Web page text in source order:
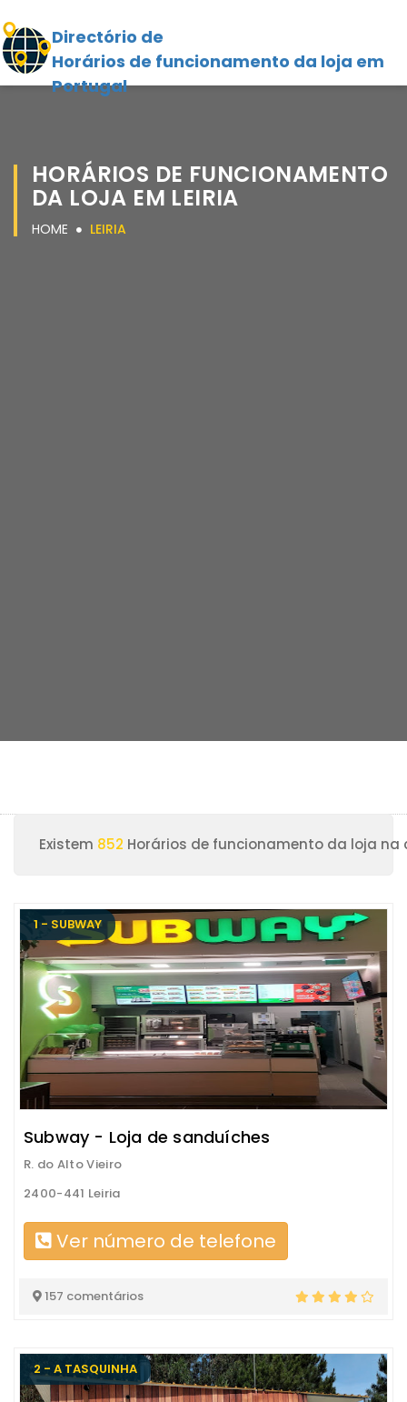
Directório de
Horários de funcionamento da loja em
Portugal
HORÁRIOS DE FUNCIONAMENTO
DA LOJA EM LEIRIA
HOME LEIRIA
Existem 852 Horários de funcionamento da loja na
1 - SUBWAY
Subway - Loja de sanduíches
R. do Alto Vieiro
2400-441 Leiria
Ver número de telefone
157 comentários
2 - A TASQUINHA